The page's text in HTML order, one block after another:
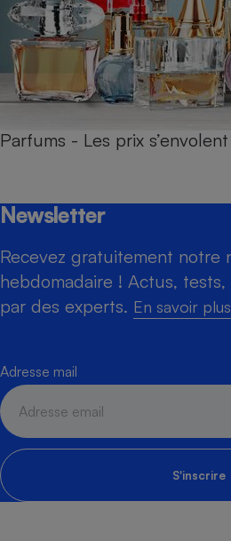
Parfums - Les prix s’envolent
Newsletter
Recevez gratuitement notre
hebdomadaire ! Actus,
par des experts. En savoir plus
Adresse mail
S'inscrire